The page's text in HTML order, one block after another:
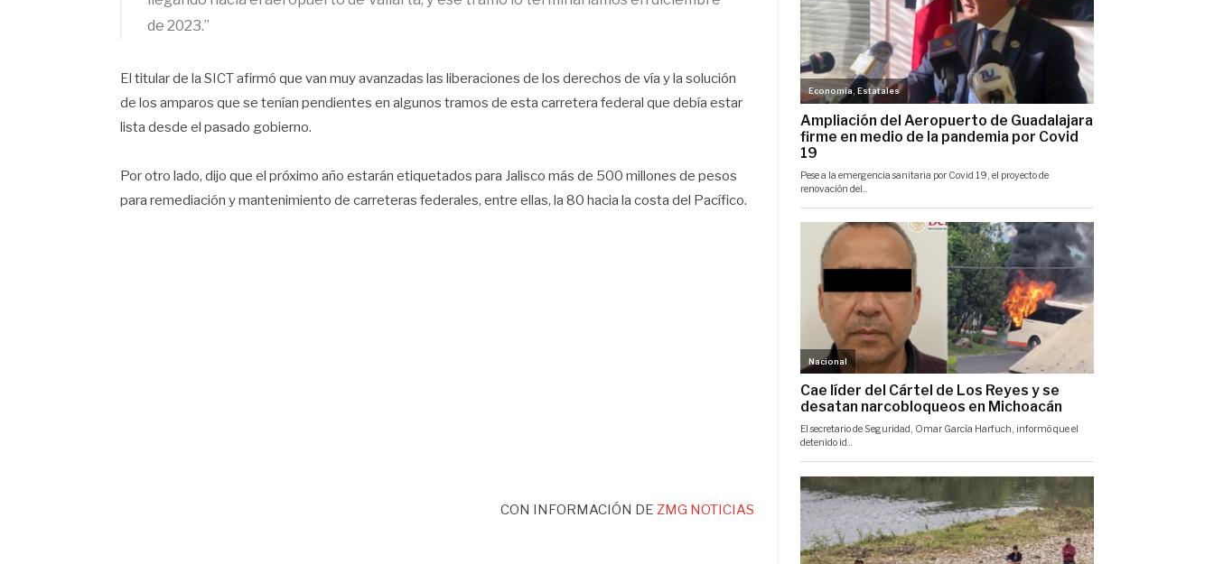
de 2023.”
El titular de la SICT afirmó que van muy avanzadas las liberaciones de los derechos de vía y la solución
de los amparos que se tenían pendientes en algunos tramos de esta carretera federal que debía estar
lista desde el pasado gobierno.
Por otro lado, dijo que el próximo año estarán etiquetados para Jalisco más de 500 millones de pesos
para remediación y mantenimiento de carreteras federales, entre ellas, la 80 hacia la costa del Pacífico.
CON INFORMACIÓN DE ZMG NOTICIAS